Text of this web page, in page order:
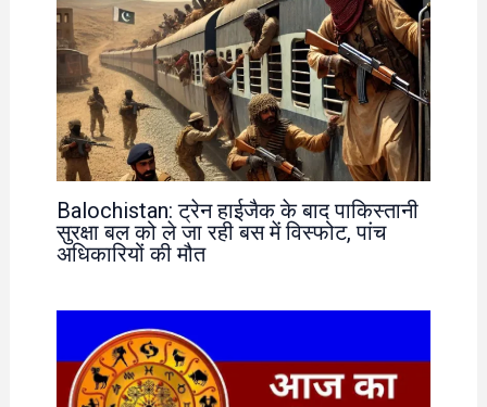
Balochistan: ट्रेन हाईजैक के बाद पाकिस्तानी
सुरक्षा बल को ले जा रही बस में विस्फोट, पांच
अधिकारियों की मौत